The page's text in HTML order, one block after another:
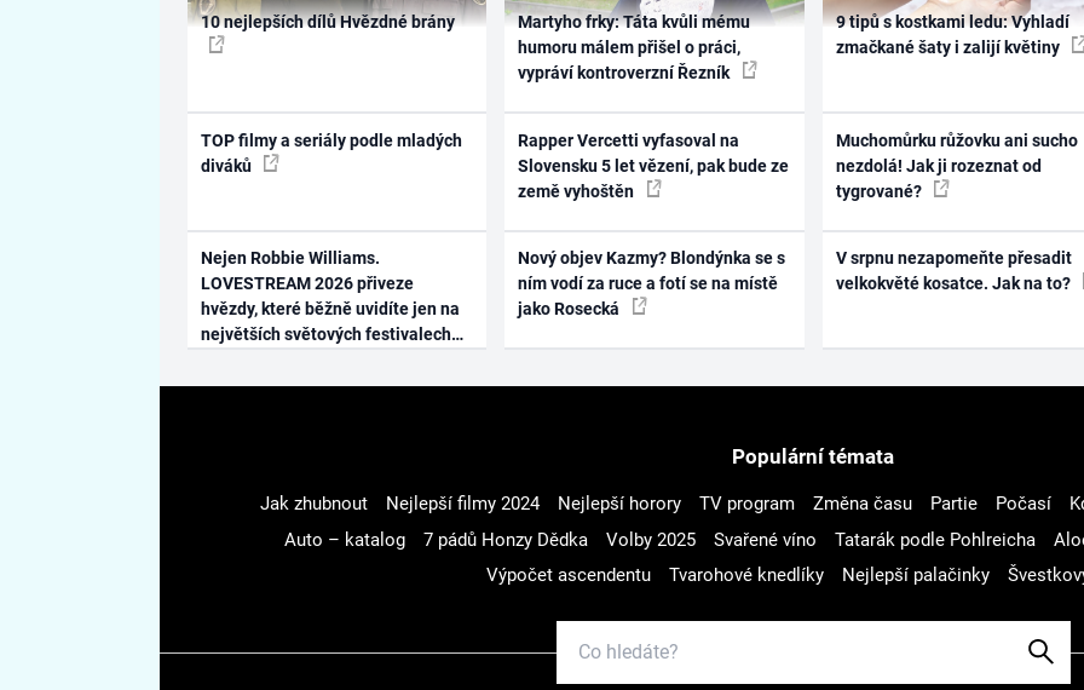
10 nejlepších dílů Hvězdné brány
TOP filmy a seriály podle mladých
diváků
Nejen Robbie Williams.
LOVESTREAM 2026 přiveze
hvězdy, které běžně uvidíte jen na
největších světových festivalech
Martyho frky: Táta kvůli mému
humoru málem přišel o práci,
vypráví kontroverzní Řezník
Rapper Vercetti vyfasoval na
Slovensku 5 let vězení, pak bude ze
země vyhoštěn
Nový objev Kazmy? Blondýnka se s
ním vodí za ruce a fotí se na místě
jako Rosecká
9 tipů s kostkami ledu: Vyhladí
zmačkané šaty i zalijí květiny
Muchomůrku růžovku ani sucho
nezdolá! Jak ji rozeznat od
tygrované?
V srpnu nezapomeňte přesadit
velkokvěté kosatce. Jak na to?
Populární témata
Jak zhubnout Nejlepší filmy 2024 Nejlepší horory TV program Změna času Partie Počasí
Auto – katalog
7 pádů Honzy Dědka Volby 2025 Svařené víno Tatarák podle Pohlreicha
Výpočet ascendentu
Tvarohové knedlíky Nejlepší palačinky